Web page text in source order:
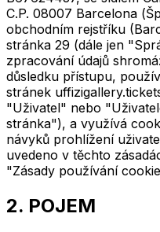
C.P. 08007 Barcelona
obchodním rejstříku
stránka 29 (dále jen
zpracování údajů
důsledku přístupu,
stránek
"Uživatel" nebo
stránka"), a využívá
návyků prohlížení
uvedeno v těchto
"Zásady používání
2. POJEM